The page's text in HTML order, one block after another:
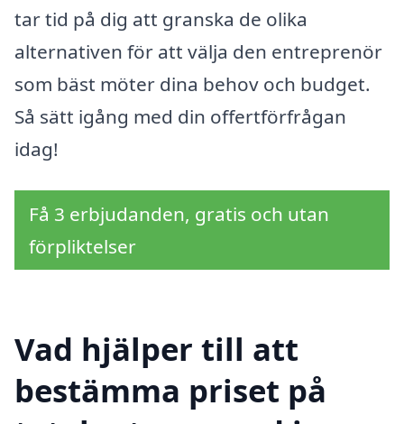
tar tid på dig att granska de olika
alternativen för att välja den entreprenör
som bäst möter dina behov och budget.
Så sätt igång med din offertförfrågan
idag!
Få 3 erbjudanden, gratis och utan
förpliktelser
Vad hjälper till att
bestämma priset på